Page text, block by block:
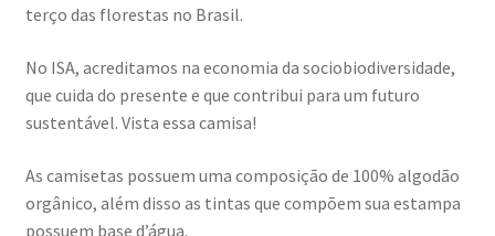
terço das florestas no Brasil.
No ISA, acreditamos na economia da sociobiodiversidade,
que cuida do presente e que contribui para um futuro
sustentável. Vista essa camisa!
As camisetas possuem uma composição de 100% algodão
orgânico, além disso as tintas que compõem sua estampa
possuem base d’água.